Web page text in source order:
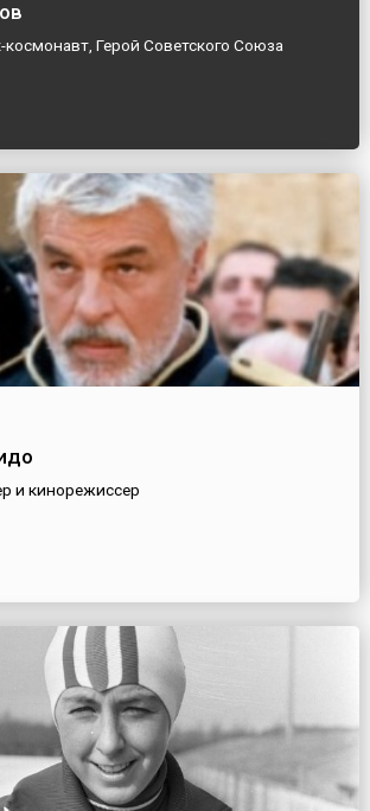
космонавт, Герой Советского Союза
и кинорежиссер